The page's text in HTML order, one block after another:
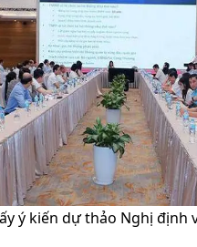
ý kiến dự thảo Nghị định